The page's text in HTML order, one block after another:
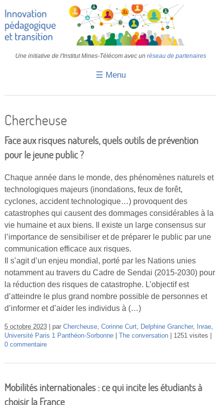
Une initiative de l'Institut Mines-Télécom avec un réseau de partenaires
☰ Menu
IMT
Colloques
Vidéos
S’inscrire
Se connecter
Chercheuse
Face aux risques naturels, quels outils de prévention
pour le jeune public ?
Chaque année dans le monde, des phénomènes naturels et
technologiques majeurs (inondations, feux de forêt,
cyclones, accident technologique…) provoquent des
catastrophes qui causent des dommages considérables à la
vie humaine et aux biens. Il existe un large consensus sur
l’importance de sensibiliser et de préparer le public par une
communication efficace aux risques.
Il s’agit d’un enjeu mondial, porté par les Nations unies
notamment au travers du Cadre de Sendai (2015-2030) pour
la réduction des risques de catastrophe. L’objectif est
d’atteindre le plus grand nombre possible de personnes et
d’informer et d’aider les individus à (…)
5 octobre 2023 par Chercheuse, Corinne Curt, Delphine Grancher, Inrae,
Université Paris 1 Panthéon-Sorbonne
The conversation
1251 visites
0 commentaire
Mobilités internationales : ce qui incite les étudiants à
choisir la France